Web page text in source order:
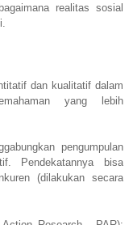
realitas sosial
dan kualitatif dalam
yang lebih
pengumpulan
Pendekatannya bisa
(dilakukan secara